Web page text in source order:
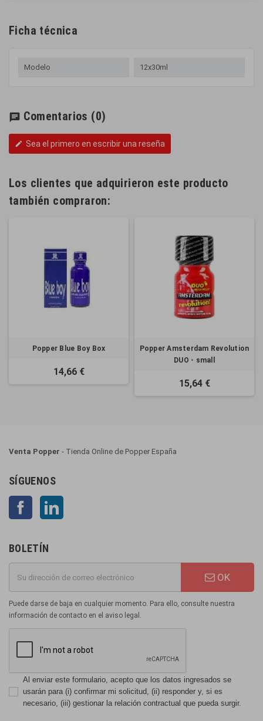
Ficha técnica
Modelo 12x30ml
chat Comentarios (0)
edit Sea el primero en escribir una reseña
Los clientes que adquirieron este producto
también compraron:
Popper Blue Boy Box
14,66 €
Popper Amsterdam Revolution
DUO - small
15,64 €
Venta Popper - Tienda Online de Popper España
SÍGUENOS
Facebook
BOLETÍN
OK
Puede darse de baja en cualquier momento. Para ello, consulte nuestra
información de contacto en el aviso legal.
Al enviar este formulario, acepto que los datos ingresados se
usarán para (i) confirmar mi solicitud, (ii) responder y, si es
necesario, (iii) gestionar la relación contractual que pueda surgir.